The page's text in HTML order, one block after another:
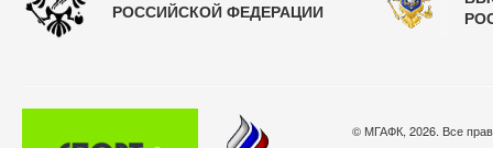
РОССИЙСКОЙ ФЕДЕРАЦИИ
© МГАФК, 2026. Все